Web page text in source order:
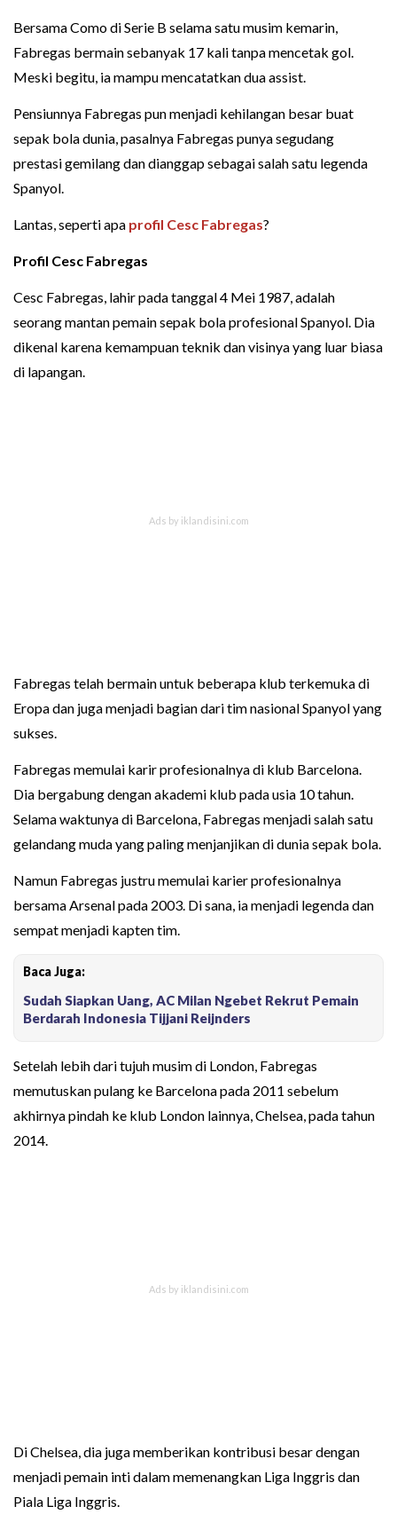
Bersama Como di Serie B selama satu musim kemarin,
Fabregas bermain sebanyak 17 kali tanpa mencetak gol.
Meski begitu, ia mampu mencatatkan dua assist.
Pensiunnya Fabregas pun menjadi kehilangan besar buat
sepak bola dunia, pasalnya Fabregas punya segudang
prestasi gemilang dan dianggap sebagai salah satu legenda
Spanyol.
Lantas, seperti apa profil Cesc Fabregas?
Profil Cesc Fabregas
Cesc Fabregas, lahir pada tanggal 4 Mei 1987, adalah
seorang mantan pemain sepak bola profesional Spanyol. Dia
dikenal karena kemampuan teknik dan visinya yang luar biasa
di lapangan.
Fabregas telah bermain untuk beberapa klub terkemuka di
Eropa dan juga menjadi bagian dari tim nasional Spanyol yang
sukses.
Fabregas memulai karir profesionalnya di klub Barcelona.
Dia bergabung dengan akademi klub pada usia 10 tahun.
Selama waktunya di Barcelona, Fabregas menjadi salah satu
gelandang muda yang paling menjanjikan di dunia sepak bola.
Namun Fabregas justru memulai karier profesionalnya
bersama Arsenal pada 2003. Di sana, ia menjadi legenda dan
sempat menjadi kapten tim.
Baca Juga:
Sudah Siapkan Uang, AC Milan Ngebet Rekrut Pemain
Berdarah Indonesia Tijjani Reijnders
Setelah lebih dari tujuh musim di London, Fabregas
memutuskan pulang ke Barcelona pada 2011 sebelum
akhirnya pindah ke klub London lainnya, Chelsea, pada tahun
2014.
Di Chelsea, dia juga memberikan kontribusi besar dengan
menjadi pemain inti dalam memenangkan Liga Inggris dan
Piala Liga Inggris.